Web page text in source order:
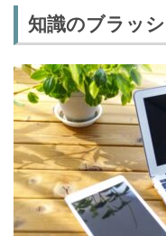
知識のブラッ